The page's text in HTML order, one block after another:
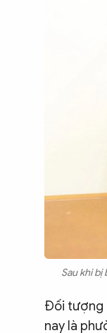
Sau khi bị
Đối tượng
nay là